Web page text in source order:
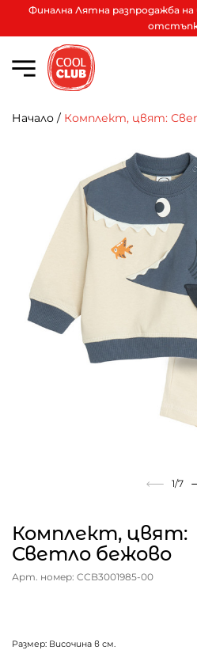
Финална Лятна разпродажба на
Начало / Комплект, цвят:
1/7
Комплект, цвят:
Светло бежово
Арт. номер: CCB3001985-00
Размер: Височина в см.